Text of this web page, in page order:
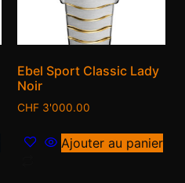
Ebel Sport Classic Lady
Noir
CHF 3'000.00
Ajouter au panier